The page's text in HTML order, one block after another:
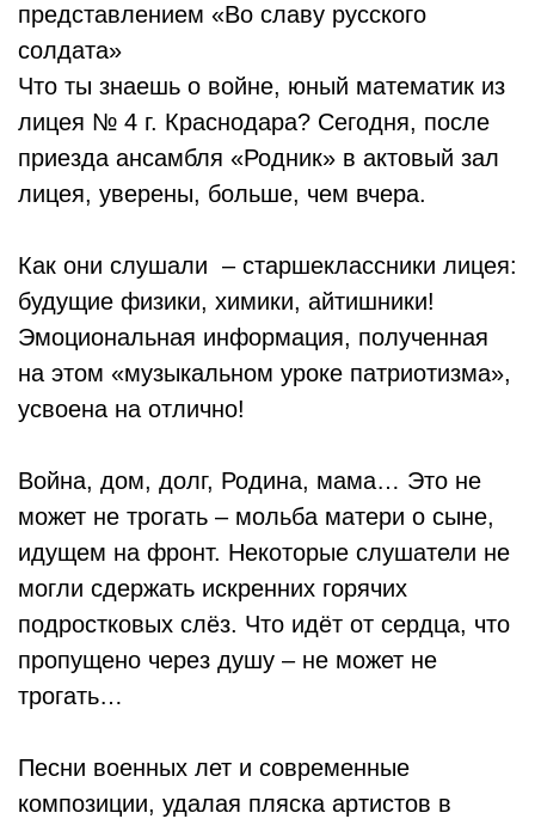
представлением «Во славу русского
солдата»
Что ты знаешь о войне, юный математик из
лицея № 4 г. Краснодара? Сегодня, после
приезда ансамбля «Родник» в актовый зал
лицея, уверены, больше, чем вчера.
Как они слушали – старшеклассники лицея:
будущие физики, химики, айтишники!
Эмоциональная информация, полученная
на этом «музыкальном уроке патриотизма»,
усвоена на отлично!
Война, дом, долг, Родина, мама… Это не
может не трогать – мольба матери о сыне,
идущем на фронт. Некоторые слушатели не
могли сдержать искренних горячих
подростковых слёз. Что идёт от сердца, что
пропущено через душу – не может не
трогать…
Песни военных лет и современные
композиции, удалая пляска артистов в